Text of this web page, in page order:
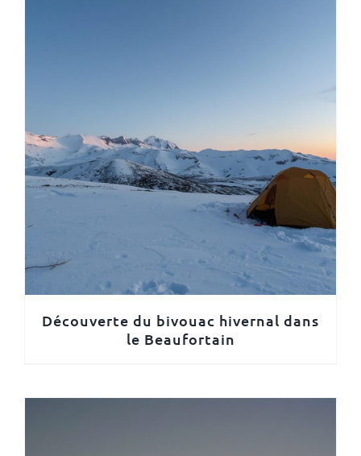
Découverte du bivouac hivernal dans
le Beaufortain